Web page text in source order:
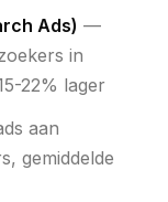
Ads) —
in
22% lager
aan
gemiddelde